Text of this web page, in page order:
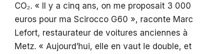
CO₂. « Il y a cinq ans, on me proposait 3 000
euros pour ma Scirocco G60 », raconte Marc
Lefort, restaurateur de voitures anciennes à
Metz. « Aujourd’hui, elle en vaut le double, et